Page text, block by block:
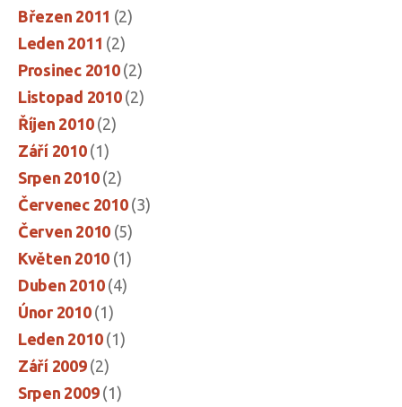
Březen 2011 (2)
Leden 2011 (2)
Prosinec 2010(2)
Listopad 2010(2)
Říjen 2010(2)
Září 2010(1)
Srpen 2010(2)
Červenec 2010(3)
Červen 2010 (5)
Květen 2010 (1)
Duben 2010(4)
Únor 2010(1)
Leden 2010(1)
Září 2009(2)
Srpen 2009(1)